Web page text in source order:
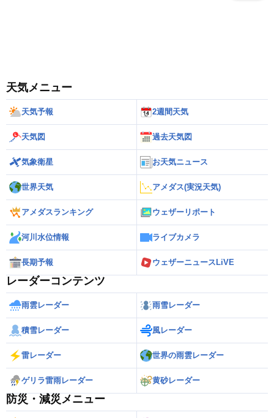
天気メニュー
天気予報 2週間天気
天気図 過去天気図
気象衛星 お天気ニュース
世界天気 アメダス(実況天気)
アメダスランキング ウェザーリポート
河川水位情報 ライブカメラ
長期予報 ウェザーニュースLiVE
レーダーコンテンツ
雨雲レーダー 雨雪レーダー
積雪レーダー 風レーダー
雷レーダー 世界の雨雲レーダー
ゲリラ雷雨レーダー 黄砂レーダー
防災・減災メニュー